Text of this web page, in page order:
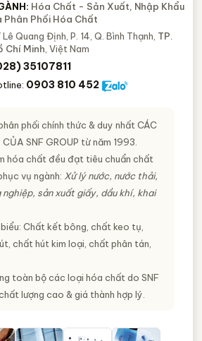
Hóa Chất - Sản Xuất, Nhập Khẩu
Phân Phối Hóa Chất
Lê Quang Định, P. 14, Q. Bình Thạnh, TP.
Chí Minh, Việt Nam
35107811
0903 810 452
phối chính thức & duy nhấtCÁC
SNF GROUP từ năm 1993.
hóa chất đều đạt tiêu chuẩn chất
vụ ngành: Xử lý nước, nước thải,
nghiệp, sản xuất giấy, dầu khí, khai
Chất kết bông, chất keo tụ,
chất hút kim loại, chất phân tán,
toàn bộ các loại hóa chất do SNF
lượng cao & giá thành hợp lý.